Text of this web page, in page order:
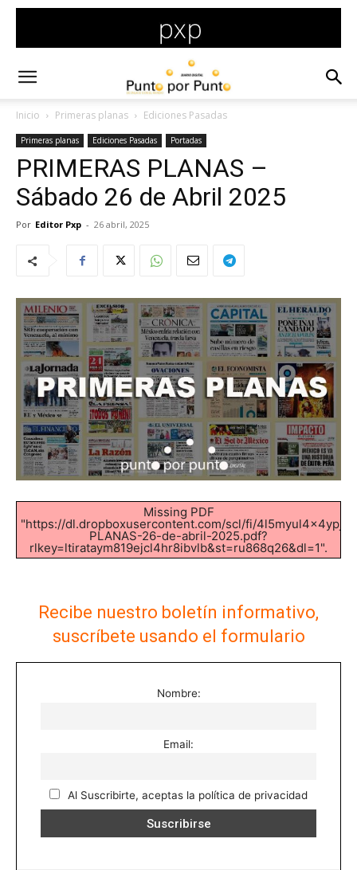
Inicio Primeras planas Ediciones Pasadas
Primeras planas Ediciones Pasadas Portadas
PRIMERAS PLANAS –
Sábado 26 de Abril 2025
Por Editor Pxp - 26 abril, 2025
Missing PDF
"https://dl.dropboxusercontent.com/scl/fi/
PLANAS-26-de-abril-2025.pdf?
rlkey=ltirataym819ejcl4hr8ibvlb&st=ru868q26&dl=1".
Recibe nuestro boletín informativo,
suscríbete usando el formulario
Nombre:
Email:
Al Suscribirte, aceptas la política de privacidad